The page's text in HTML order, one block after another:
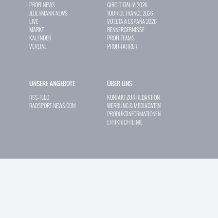
PROFI-NEWS
JEDERMANN-NEWS
LIVE
MARKT
KALENDER
VEREINE
GIRO D`ITALIA 2026
TOUR DE FRANCE 2026
VUELTA A ESPAÑA 2026
RENNERGEBNISSE
PROFI-TEAMS
PROFI-FAHRER
UNSERE ANGEBOTE
RSS-FEED
RADSPORT-NEWS.COM
ÜBER UNS
KONTAKT ZUR REDAKTION
WERBUNG & MEDIADATEN
PRODUKTINFORMATIONEN
ETHIKRICHTLINIE